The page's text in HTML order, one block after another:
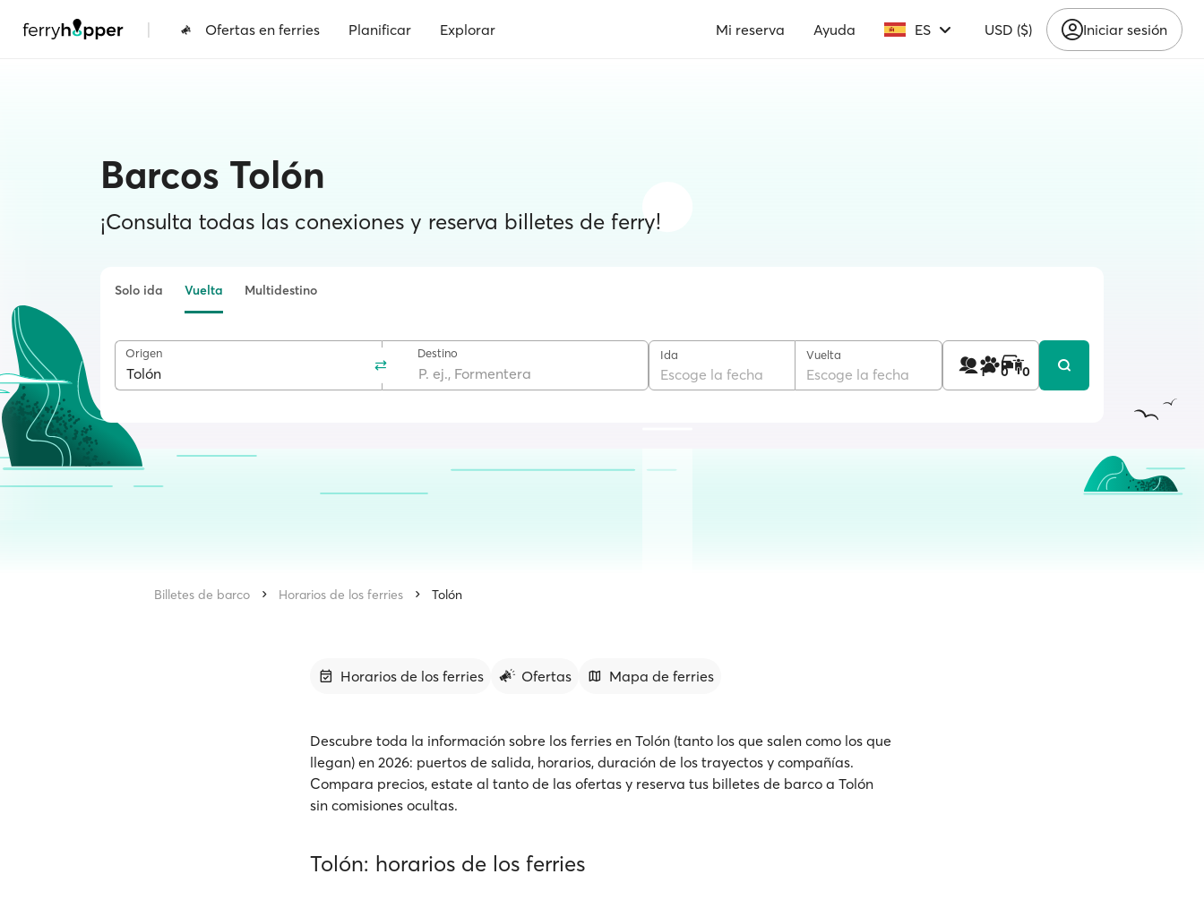
| Ofertas en ferries Planificar Explorar Mi reserva Ayuda ES USD ($) Iniciar sesión
Barcos Tolón
¡Consulta todas las conexiones y reserva billetes de ferry!
Solo ida Vuelta Multidestino
Origen Destino Ida
Escoge la fecha
Vuelta
Escoge la fecha 1 0 0
Billetes de barco Horarios de los ferries Tolón
Horarios de los ferries Ofertas Mapa de ferries
Descubre toda la información sobre los ferries en Tolón (tanto los que salen como los que
llegan) en 2026: puertos de salida, horarios, duración de los trayectos y compañías.
Compara precios, estate al tanto de las ofertas y reserva tus billetes de barco a Tolón
sin comisiones ocultas.
Tolón: horarios de los ferries